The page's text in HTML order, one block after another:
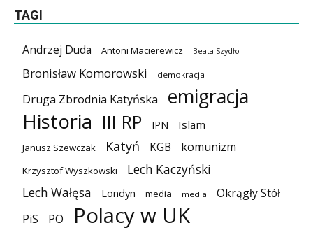
TAGI
Andrzej Duda Antoni Macierewicz Beata Szydło
Bronisław Komorowski demokracja
Druga Zbrodnia Katyńska
emigracja
Historia III RP IPN Islam
Janusz Szewczak Katyń KGB komunizm
Krzysztof Wyszkowski
Lech Kaczyński
Lech Wałęsa
Londyn media media
Okrągły Stół
PiS
PO Polacy w UK